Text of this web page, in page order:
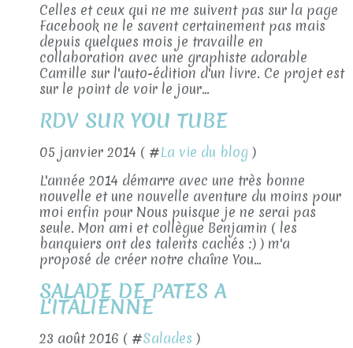
Celles et ceux qui ne me suivent pas sur la page
Facebook ne le savent certainement pas mais
depuis quelques mois je travaille en
collaboration avec une graphiste adorable
Camille sur l'auto-édition d'un livre. Ce projet est
sur le point de voir le jour...
RDV SUR YOU TUBE
05 janvier 2014 ( #La vie du blog )
L'année 2014 démarre avec une très bonne
nouvelle et une nouvelle aventure du moins pour
moi enfin pour Nous puisque je ne serai pas
seule. Mon ami et collègue Benjamin ( les
banquiers ont des talents cachés :) ) m'a
proposé de créer notre chaîne You...
SALADE DE PATES A
L'ITALIENNE
23 août 2016 ( #Salades )